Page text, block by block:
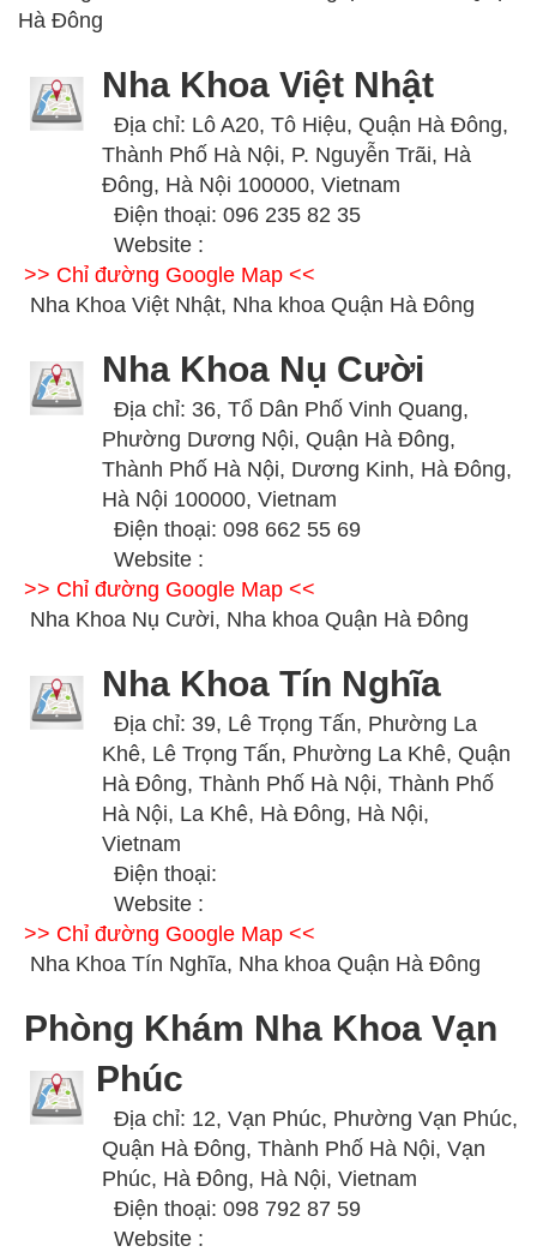
Hà Đông
Nha Khoa Việt Nhật
Địa chỉ: Lô A20, Tô Hiệu, Quận Hà Đông,
Thành Phố Hà Nội, P. Nguyễn Trãi, Hà
Đông, Hà Nội 100000, Vietnam
Điện thoại: 096 235 82 35
Website :
>> Chỉ đường Google Map <<
Nha Khoa Việt Nhật, Nha khoa Quận Hà Đông
Nha Khoa Nụ Cười
Địa chỉ: 36, Tổ Dân Phố Vinh Quang,
Phường Dương Nội, Quận Hà Đông,
Thành Phố Hà Nội, Dương Kinh, Hà Đông,
Hà Nội 100000, Vietnam
Điện thoại: 098 662 55 69
Website :
>> Chỉ đường Google Map <<
Nha Khoa Nụ Cười, Nha khoa Quận Hà Đông
Nha Khoa Tín Nghĩa
Địa chỉ: 39, Lê Trọng Tấn, Phường La
Khê, Lê Trọng Tấn, Phường La Khê, Quận
Hà Đông, Thành Phố Hà Nội, Thành Phố
Hà Nội, La Khê, Hà Đông, Hà Nội,
Vietnam
Điện thoại:
Website :
>> Chỉ đường Google Map <<
Nha Khoa Tín Nghĩa, Nha khoa Quận Hà Đông
Phòng Khám Nha Khoa Vạn
Phúc
Địa chỉ: 12, Vạn Phúc, Phường Vạn Phúc,
Quận Hà Đông, Thành Phố Hà Nội, Vạn
Phúc, Hà Đông, Hà Nội, Vietnam
Điện thoại: 098 792 87 59
Website :